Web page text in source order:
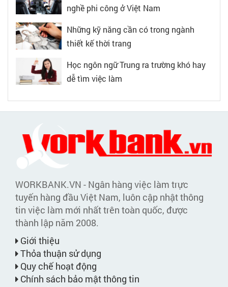
nghề phi công ở Việt Nam
Những kỹ năng cần có trong ngành
thiết kế thời trang
Học ngôn ngữ Trung ra trường khó hay
dễ tìm việc làm
WORKBANK.VN - Ngân hàng việc làm trực
tuyến hàng đầu Việt Nam, luôn cập nhật thông
tin việc làm mới nhất trên toàn quốc, được
thành lập năm 2008.
Giới thiệu
Thỏa thuận sử dụng
Quy chế hoạt động
Chính sách bảo mật thông tin